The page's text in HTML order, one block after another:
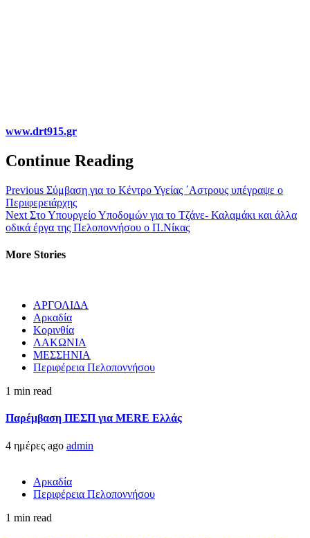
www.drt915.gr
Continue Reading
Previous Σύμβαση για το Κέντρο Υγείας ΄Αστρους υπέγραψε ο
Περιφερειάρχης
Next Στο Υπουργείο Υποδομών για το Τζάνε- Καλαμάκι και άλλα
οδικά έργα της Πελοποννήσου ο Π.Νίκας
More Stories
ΑΡΓΟΛΙΔΑ
Αρκαδία
Κορινθία
ΛΑΚΩΝΙΑ
ΜΕΣΣΗΝΙΑ
Περιφέρεια Πελοποννήσου
1 min read
Παρέμβαση ΠΕΣΠ για MERE Ελλάς
4 ημέρες ago admin
Αρκαδία
Περιφέρεια Πελοποννήσου
1 min read